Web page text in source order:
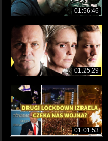
01:56:46
01:25:29
01:01:53